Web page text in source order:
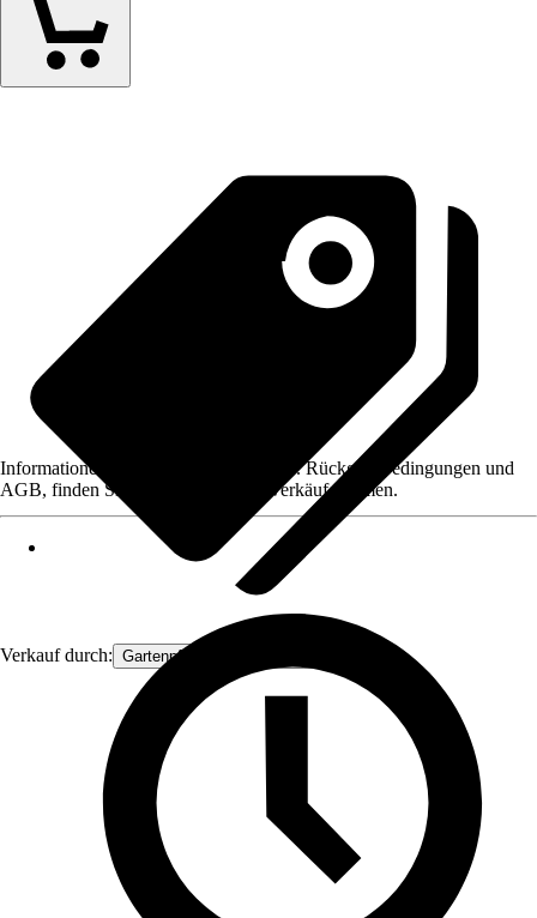
Verkauf durch: Gartenpflanzen Ammerland
Informationen des Verkäufers, wie z. B. Rückgabebedingungen und
AGB, finden Sie bei Klick auf den Verkäufernamen.